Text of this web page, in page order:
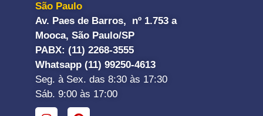
São Paulo
Av. Paes de Barros, nº 1.753 a
Mooca, São Paulo/SP
PABX: (11) 2268-3555
Whatsapp (11) 99250-4613
Seg. à Sex. das 8:30 às 17:30
Sáb. 9:00 às 17:00